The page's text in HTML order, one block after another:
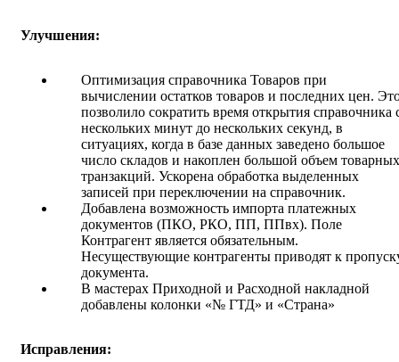
Улучшения:
Оптимизация справочника Товаров при
вычислении остатков товаров и последних цен.
позволило сократить время открытия справочника
нескольких минут до нескольких секунд, в
ситуациях, когда в базе данных заведено большое
число складов и накоплен большой объем товарных
транзакций. Ускорена обработка выделенных
записей при переключении на справочник.
Добавлена возможность импорта платежных
документов (ПКО, РКО, ПП, ППвх). Поле
Контрагент является обязательным.
Несуществующие контрагенты приводят к
документа.
В мастерах Приходной и Расходной накладной
добавлены колонки «№ ГТД» и «Страна»
Исправления: